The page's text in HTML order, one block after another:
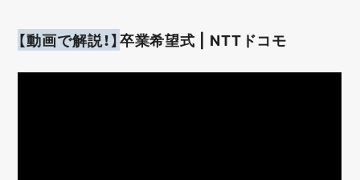
【動画で解説！】卒業希望式 | NTTドコモ